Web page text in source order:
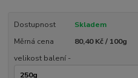
Dostupnost
Skladem
Měrná cena
80,40 Kč / 100g
velikost balení -